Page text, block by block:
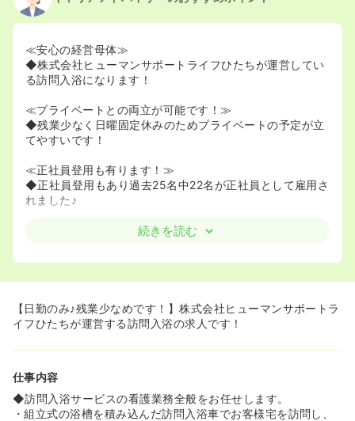
≪安心の経営母体≫
◆株式会社ヒューマンサポートライフひたちが運営してい
る訪問入浴になります！
≪プライベートとの両立が可能です！≫
◆残業少なく日曜固定休みのためプライベートの予定が立
てやすいです！
≪正社員登用も有ります！≫
◆正社員登用もあり過去25名中22名が正社員として雇用さ
れました♪
続きを読む
【日勤のみ♪残業少なめです！】株式会社ヒューマンサポートラ
イフひたちが運営する訪問入浴の求人です！
仕事内容
◆訪問入浴サービスの看護業務全般をお任せします。
・組立式の浴槽を積み込んだ訪問入浴車でお客様宅を訪問し、